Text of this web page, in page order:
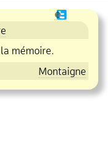
❶
mémoire.
Montaigne